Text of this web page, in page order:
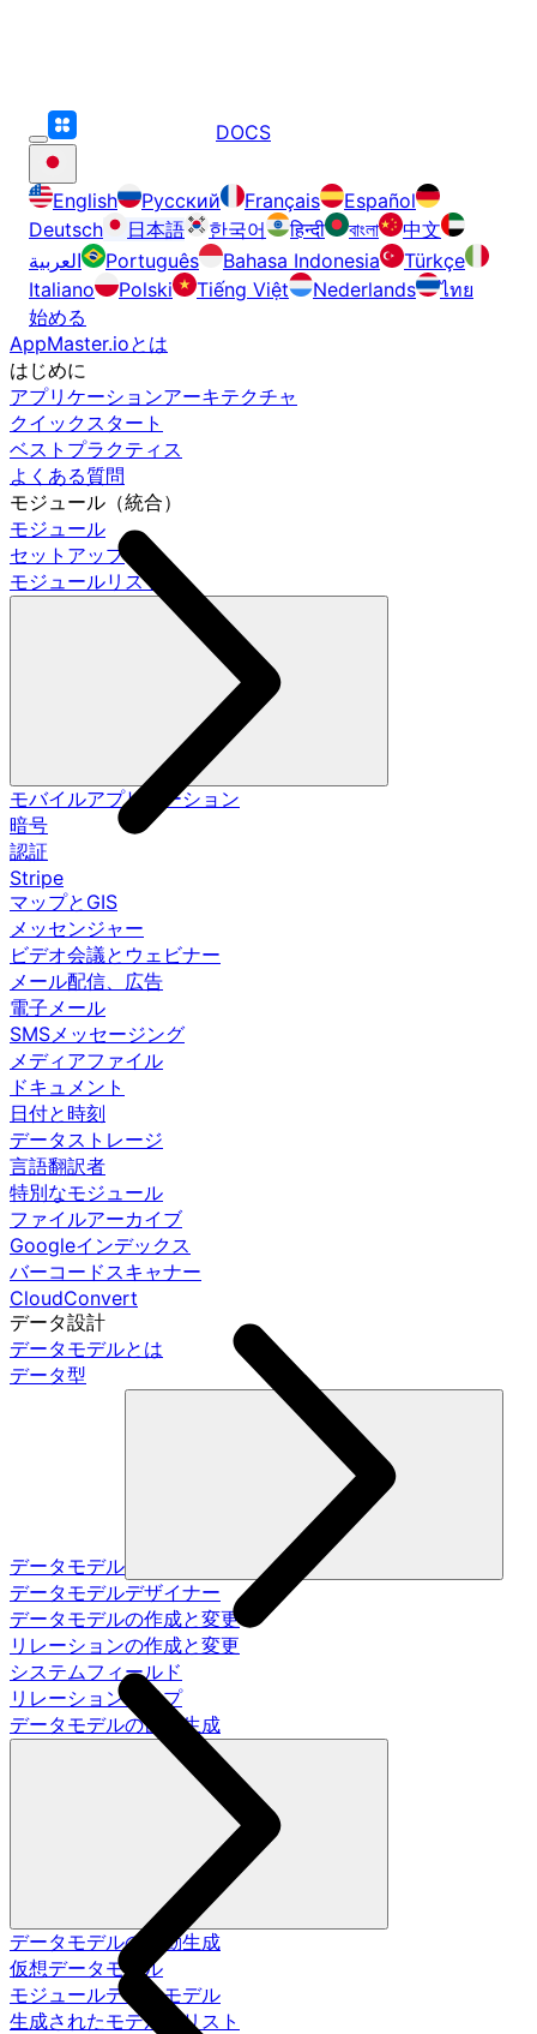
DOCS
English Русский Français
Español
Deutsch
日本語 한국어 हिन्दी বাংলা
中文
العربية
Português Bahasa Indonesia
Türkçe
Italiano
Polski Tiếng Việt Nederlands
ไทย
始める
AppMaster.ioとは
はじめに
アプリケーションアーキテクチャ
クイックスタート
ベストプラクティス
よくある質問
モジュール（統合）
モジュール
セットアップ
モジュールリスト
モバイルアプリケーション
暗号
認証
Stripe
マップとGIS
メッセンジャー
ビデオ会議とウェビナー
メール配信、広告
電子メール
SMSメッセージング
メディアファイル
ドキュメント
日付と時刻
データストレージ
言語翻訳者
特別なモジュール
ファイルアーカイブ
Googleインデックス
バーコードスキャナー
CloudConvert
データ設計
データモデルとは
データ型
データモデル
データモデルデザイナー
データモデルの作成と変更
リレーションの作成と変更
システムフィールド
リレーションタイプ
データモデルの自動生成
データモデルの自動生成
仮想データモデル
モジュールデータモデル
生成されたモデルのリスト